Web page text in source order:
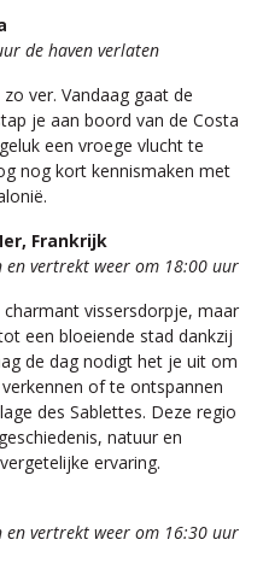
de haven verlaten
ver. Vandaag gaat de
je aan boord van de Costa
een vroege vlucht te
nog kort kennismaken met
Frankrijk
vertrekt weer om 18:00 uur
vissersdorpje, maar
een bloeiende stad dankzij
de dag nodigt het je uit om
of te ontspannen
des Sablettes. Deze regio
natuur en
ervaring.
vertrekt weer om 16:30 uur